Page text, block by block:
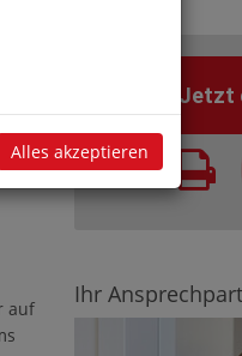
auf
Jetzt
Ihr
Alles akzeptieren